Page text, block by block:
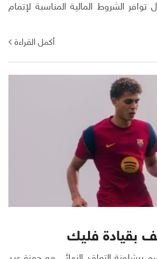
توافر الشروط المالية المناسبة لإتمام
أكمل القراءة
بقيادة فليك